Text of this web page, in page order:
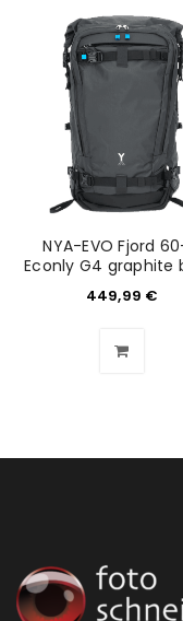
Ja, ich
akzeptiere die
REGISTRIEREN
NYA-EVO Fjord
Econly G4 graphite
449,99 €